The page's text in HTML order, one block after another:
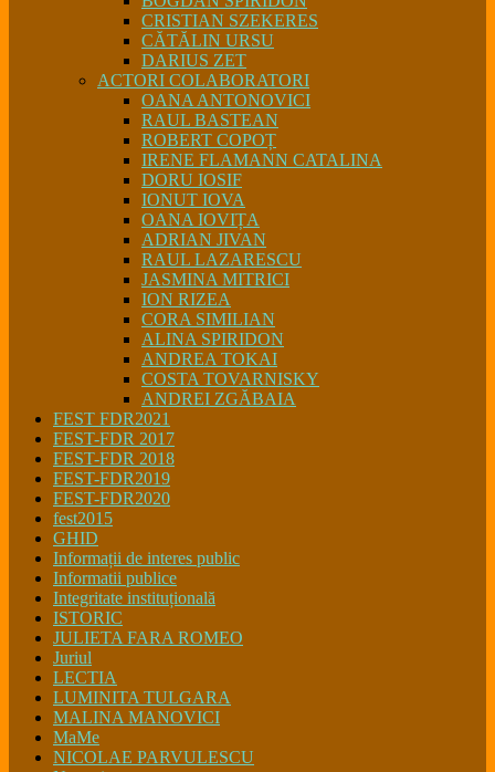
CRISTIAN SZEKERES
CĂTĂLIN URSU
DARIUS ZET
ACTORI COLABORATORI
OANA ANTONOVICI
RAUL BASTEAN
ROBERT COPOȚ
IRENE FLAMANN CATALINA
DORU IOSIF
IONUT IOVA
OANA IOVIȚA
ADRIAN JIVAN
RAUL LAZARESCU
JASMINA MITRICI
ION RIZEA
CORA SIMILIAN
ALINA SPIRIDON
ANDREA TOKAI
COSTA TOVARNISKY
ANDREI ZGĂBAIA
FEST FDR2021
FEST-FDR 2017
FEST-FDR 2018
FEST-FDR2019
FEST-FDR2020
fest2015
GHID
Informații de interes public
Informatii publice
Integritate instituțională
ISTORIC
JULIETA FARA ROMEO
Juriul
LECTIA
LUMINITA TULGARA
MALINA MANOVICI
MaMe
NICOLAE PARVULESCU